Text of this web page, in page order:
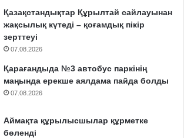
Қазақстандықтар Құрылтай сайлауынан
жақсылық күтеді – қоғамдық пікір
зерттеуі
07.08.2026
Қарағандыда №3 автобус паркінің
маңында ерекше аялдама пайда болды
07.08.2026
Аймақта құрылысшылар құрметке
бөленді